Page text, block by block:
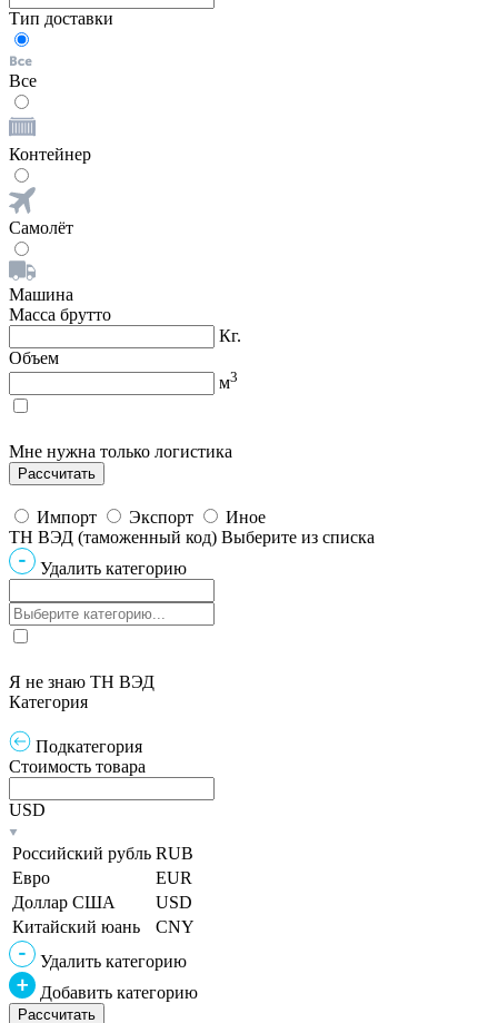
Тип доставки
Все
Контейнер
Самолёт
Машина
Масса брутто
Кг.
Объем
м3
Мне нужна только логистика
Импорт Экспорт
Иное
ТН ВЭД (таможенный код) Выберите из списка
Удалить категорию
Я не знаю ТН ВЭД
Категория
Подкатегория
Стоимость товара
USD
Российский рубль RUB
Евро
EUR
Доллар США
USD
Китайский юань
CNY
Удалить категорию
Добавить категорию